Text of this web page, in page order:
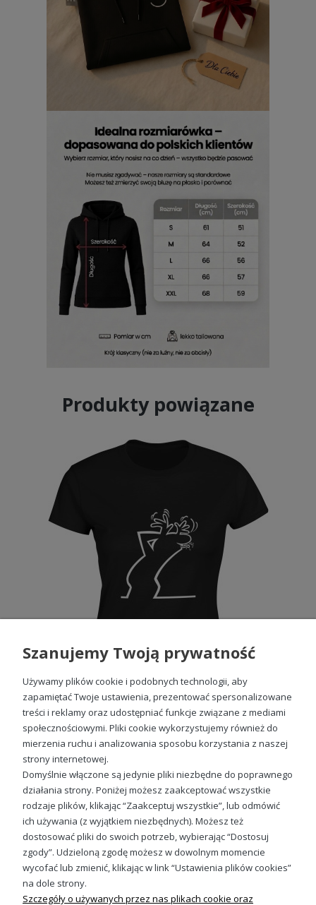
Produkty powiązane
Balum Balum koszulka damska z nadrukiem
49,98 zł
Sprawdź nasze social media
Szanujemy Twoją prywatność
Używamy plików cookie i podobnych technologii, aby
zapamiętać Twoje ustawienia, prezentować spersonalizowane
treści i reklamy oraz udostępniać funkcje związane z mediami
społecznościowymi. Pliki cookie wykorzystujemy również do
mierzenia ruchu i analizowania sposobu korzystania z naszej
strony internetowej.
Domyślnie włączone są jedynie pliki niezbędne do poprawnego
działania strony. Poniżej możesz zaakceptować wszystkie
rodzaje plików, klikając “Zaakceptuj wszystkie”, lub odmówić
ich używania (z wyjątkiem niezbędnych). Możesz też
dostosować pliki do swoich potrzeb, wybierając “Dostosuj
zgody”. Udzieloną zgodę możesz w dowolnym momencie
wycofać lub zmienić, klikając w link “Ustawienia plików cookies”
na dole strony.
Szczegóły o używanych przez nas plikach cookie oraz